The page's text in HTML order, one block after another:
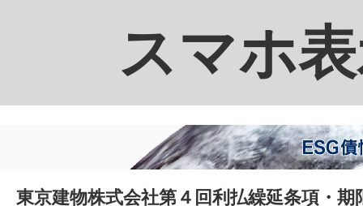
スマホ
東京建物株式会社第４回利払繰延条項・